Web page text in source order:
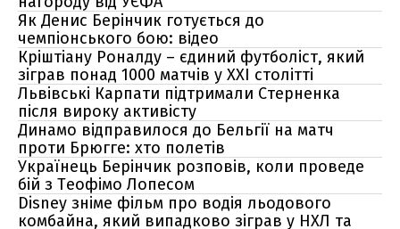
Як Денис Берінчик готується до
чемпіонського бою: відео
Кріштіану Роналду – єдиний футболіст, який
зіграв понад 1000 матчів у XXI столітті
Львівські Карпати підтримали Стерненка
після вироку активісту
Динамо відправилося до Бельгії на матч
проти Брюгге: хто полетів
Українець Берінчик розповів, коли проведе
бій з Теофімо Лопесом
Disney зніме фільм про водія льодового
комбайна, який випадково зіграв у НХЛ та